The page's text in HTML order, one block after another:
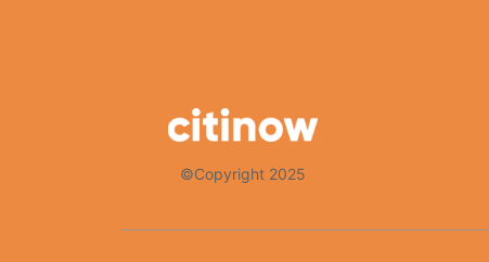
©Copyright 2025